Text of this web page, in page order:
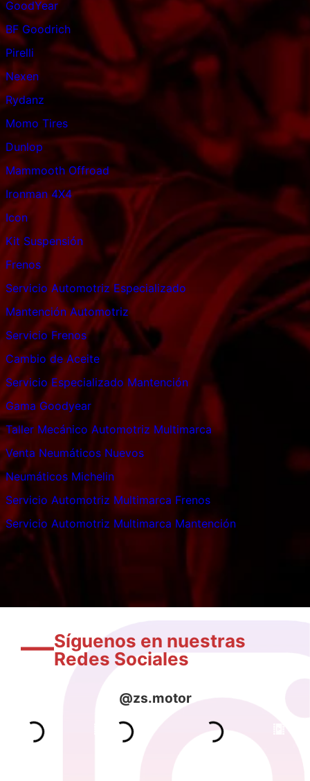
GoodYear
BF Goodrich
Pirelli
Nexen
Rydanz
Momo Tires
Dunlop
Mammooth Offroad
Ironman 4X4
Icon
Kit Suspensión
Frenos
Servicio Automotriz Especializado
Mantención Automotriz
Servicio Frenos
Cambio de Aceite
Servicio Especializado Mantención
Gama Goodyear
Taller Mecánico Automotriz Multimarca
Venta Neumáticos Nuevos
Neumáticos Michelin
Servicio Automotriz Multimarca Frenos
Servicio Automotriz Multimarca Mantención
Síguenos en nuestras
Redes Sociales